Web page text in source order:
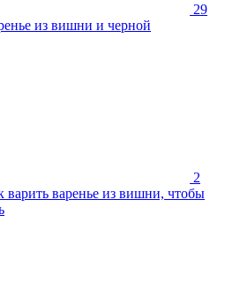
29
из вишни и черной
2
варить варенье из вишни, чтобы